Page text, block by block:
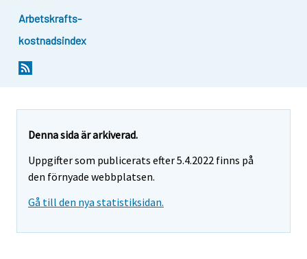
Arbetskrafts-
kostnadsindex
Denna sida är arkiverad.
Uppgifter som publicerats efter 5.4.2022 finns på
den förnyade webbplatsen.
Gå till den nya statistiksidan.